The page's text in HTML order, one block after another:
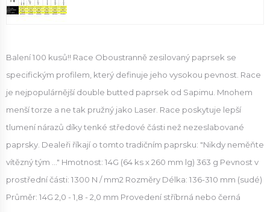
Balení 100 kusů!! Race Oboustranně zesilovaný paprsek se
specifickým profilem, který definuje jeho vysokou pevnost. Race
je nejpopulárnější double butted paprsek od Sapimu. Mnohem
menší torze a ne tak pružný jako Laser. Race poskytuje lepší
tlumení nárazů díky tenké středové části než nezeslabované
paprsky. Dealeři říkají o tomto tradičním paprsku: "Nikdy neměňte
vítězný tým ..." Hmotnost: 14G (64 ks x 260 mm lg) 363 g Pevnost v
prostřední části: 1300 N / mm2 Rozměry Délka: 136-310 mm (sudé)
Průměr: 14G 2,0 - 1,8 - 2,0 mm Provedení stříbrná nebo černá